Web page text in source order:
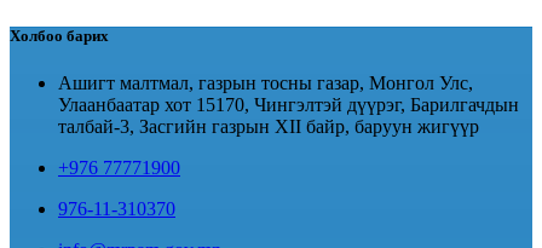
Холбоо барих
Ашигт малтмал, газрын тосны газар, Монгол Улс,
Улаанбаатар хот 15170, Чингэлтэй дүүрэг, Барилгачдын
талбай-3, Засгийн газрын XII байр, баруун жигүүр
+976 77771900
976-11-310370